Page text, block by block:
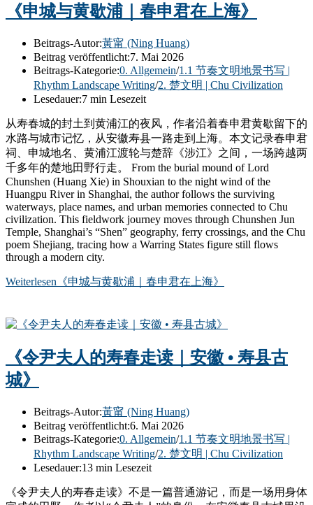
《申城与黄歇浦｜春申君在上海》
Beitrags-Autor:黃甯 (Ning Huang)
Beitrag veröffentlicht:7. Mai 2026
Beitrags-Kategorie:0. Allgemein/1.1 节奏文明地景书写 |
Rhythm Landscape Writing/2. 楚文明 | Chu Civilization
Lesedauer:7 min Lesezeit
从寿春城的封土到黄浦江的夜风，作者沿着春申君黄歇留下的
水路与城市记忆，从安徽寿县一路走到上海。本文记录春申君
祠、申城地名、黄浦江渡轮与楚辞《涉江》之间，一场跨越两
千多年的楚地田野行走。 From the burial mound of Lord
Chunshen (Huang Xie) in Shouxian to the night wind of the
Huangpu River in Shanghai, the author follows the surviving
waterways, place names, and urban memories connected to Chu
civilization. This fieldwork journey moves through Chunshen Jun
Temple, Shanghai’s “Shen” geography, ferry crossings, and the Chu
poem Shejiang, tracing how a Warring States figure still flows
through a modern city.
Weiterlesen 《申城与黄歇浦｜春申君在上海》
《令尹夫人的寿春走读｜安徽 • 寿县古
城》
Beitrags-Autor:黃甯 (Ning Huang)
Beitrag veröffentlicht:6. Mai 2026
Beitrags-Kategorie:0. Allgemein/1.1 节奏文明地景书写 |
Rhythm Landscape Writing/2. 楚文明 | Chu Civilization
Lesedauer:13 min Lesezeit
《令尹夫人的寿春走读》不是一篇普通游记，而是一场用身体